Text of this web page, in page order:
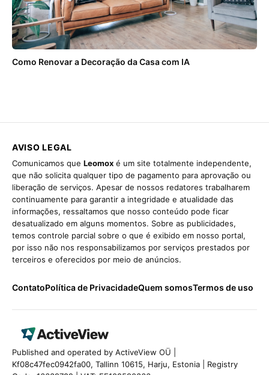
Como Renovar a Decoração da Casa com IA
AVISO LEGAL
Comunicamos que Leomox é um site totalmente independente,
que não solicita qualquer tipo de pagamento para aprovação ou
liberação de serviços. Apesar de nossos redatores trabalharem
continuamente para garantir a integridade e atualidade das
informações, ressaltamos que nosso conteúdo pode ficar
desatualizado em alguns momentos. Sobre as publicidades,
temos controle parcial sobre o que é exibido em nosso portal,
por isso não nos responsabilizamos por serviços prestados por
terceiros e oferecidos por meio de anúncios.
ContatoPolítica de PrivacidadeQuem somosTermos de uso
Published and operated by ActiveView OÜ |
Kf08c47fec0942fa00, Tallinn 10615, Harju, Estonia | Registry